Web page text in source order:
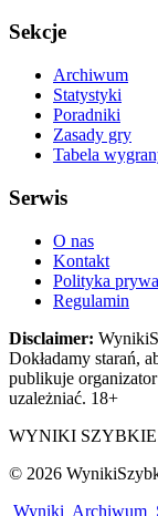
Sekcje
Archiwum
Statystyki
Poradniki
Zasady gry
Tabela
Serwis
O nas
Kontakt
Polityka
Regulamin
Disclaimer:
Dokładamy starań,
publikuje
uzależniać. 18+
WYNIKI SZYBKIE
© 2026
Wyniki Archiwum